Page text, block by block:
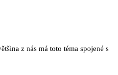
z nás má toto téma spojené s